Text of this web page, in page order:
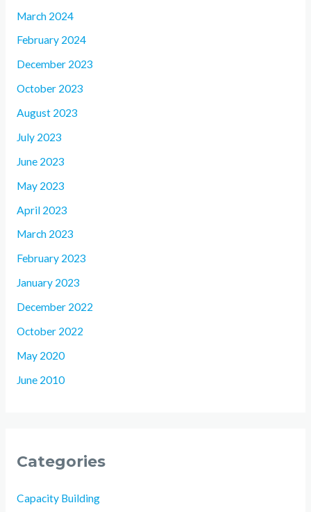
March 2024
February 2024
December 2023
October 2023
August 2023
July 2023
June 2023
May 2023
April 2023
March 2023
February 2023
January 2023
December 2022
October 2022
May 2020
June 2010
Categories
Capacity Building